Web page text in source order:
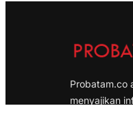
Probatam.co
menyajikan